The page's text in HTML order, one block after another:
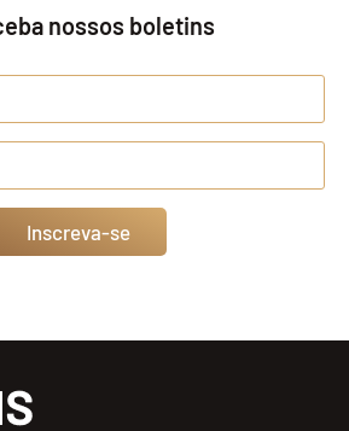
nossos boletins
Inscreva-se